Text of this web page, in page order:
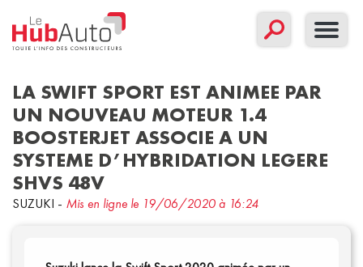
Concept Corporate Nouveau modèle
LA SWIFT SPORT EST ANIMEE PAR
UN NOUVEAU MOTEUR 1.4
BOOSTERJET ASSOCIE A UN
SYSTEME D’HYBRIDATION LEGERE
SHVS 48V
SUZUKI - Mis en ligne le 19/06/2020 à 16:24